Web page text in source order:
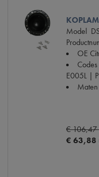
Model
OE
Codes
E005L |
Maten
€ 106,47
€ 63,88